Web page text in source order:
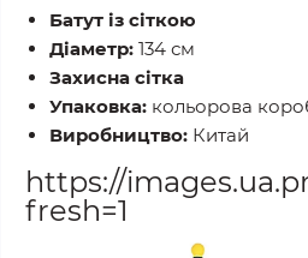
Батут із сіткою
Діаметр: 134 см
Захисна сітка
Упаковка: кольорова
Виробництво: Китай
https://
fresh=1